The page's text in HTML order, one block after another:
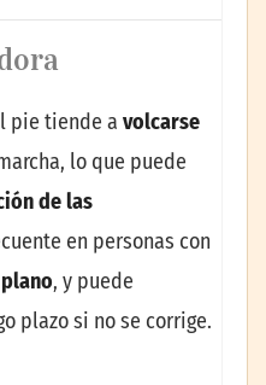
pie tiende a volcarse
lo que puede
de las
en personas con
, y puede
plazo si no se corrige.